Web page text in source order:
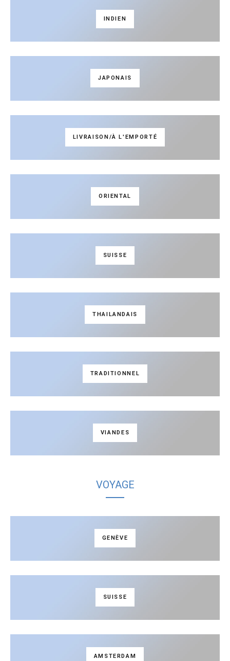
INDIEN
JAPONAIS
LIVRAISON/À L'EMPORTÉ
ORIENTAL
SUISSE
THAILANDAIS
TRADITIONNEL
VIANDES
VOYAGE
GENÈVE
SUISSE
AMSTERDAM